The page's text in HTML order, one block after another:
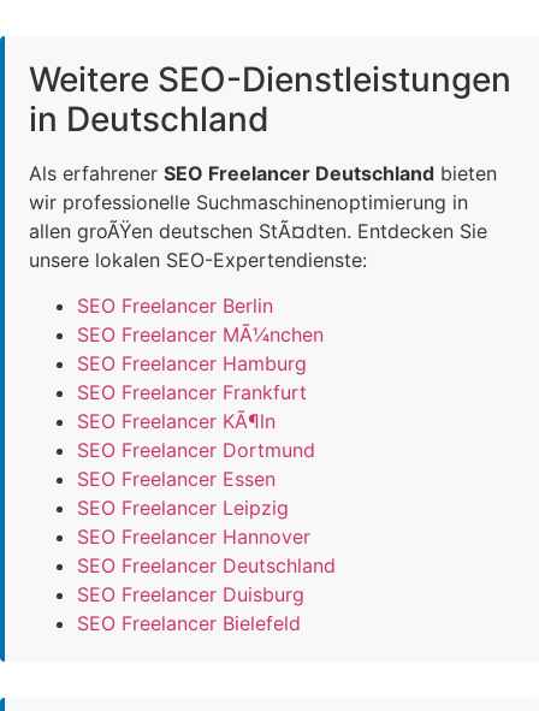
Weitere SEO-Dienstleistungen
in Deutschland
Als erfahrener SEO Freelancer Deutschland bieten
wir professionelle Suchmaschinenoptimierung in
allen groÃŸen deutschen StÃ¤dten. Entdecken Sie
unsere lokalen SEO-Expertendienste:
SEO Freelancer Berlin
SEO Freelancer MÃ¼nchen
SEO Freelancer Hamburg
SEO Freelancer Frankfurt
SEO Freelancer KÃ¶ln
SEO Freelancer Dortmund
SEO Freelancer Essen
SEO Freelancer Leipzig
SEO Freelancer Hannover
SEO Freelancer Deutschland
SEO Freelancer Duisburg
SEO Freelancer Bielefeld